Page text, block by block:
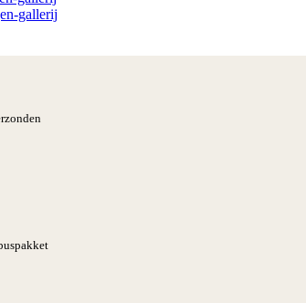
gallerij